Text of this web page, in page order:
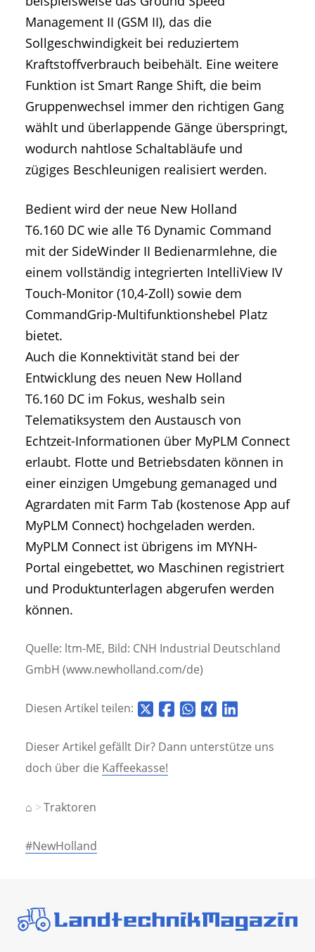
Management II (GSM II), das die
Sollgeschwindigkeit bei reduziertem
Kraftstoffverbrauch beibehält. Eine weitere
Funktion ist Smart Range Shift, die beim
Gruppenwechsel immer den richtigen Gang
wählt und überlappende Gänge überspringt,
wodurch nahtlose Schaltabläufe und
zügiges Beschleunigen realisiert werden.
Bedient wird der neue New Holland
T6.160 DC wie alle T6 Dynamic Command
mit der SideWinder II Bedienarmlehne, die
einem vollständig integrierten IntelliView IV
Touch-Monitor (10,4-Zoll) sowie dem
CommandGrip-Multifunktionshebel Platz
bietet.
Auch die Konnektivität stand bei der
Entwicklung des neuen New Holland
T6.160 DC im Fokus, weshalb sein
Telematiksystem den Austausch von
Echtzeit-Informationen über MyPLM Connect
erlaubt. Flotte und Betriebsdaten können in
einer einzigen Umgebung gemanaged und
Agrardaten mit Farm Tab (kostenose App auf
MyPLM Connect) hochgeladen werden.
MyPLM Connect ist übrigens im MYNH-
Portal eingebettet, wo Maschinen registriert
und Produktunterlagen abgerufen werden
können.
Quelle: ltm-ME, Bild: CNH Industrial Deutschland
GmbH (www.newholland.com/de)
Diesen Artikel teilen:
Dieser Artikel gefällt Dir? Dann unterstütze uns
doch über die Kaffeekasse!
⌂ Traktoren
#NewHolland